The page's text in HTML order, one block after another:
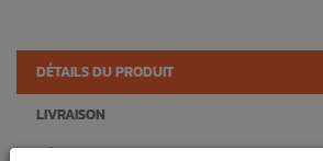
DÉTAILS DU PRODUIT
LIVRAISON